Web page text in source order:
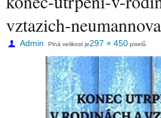
vztazich-
Admin Plná velikost je297 × 450 pixelů